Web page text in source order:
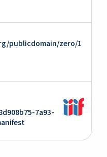
publicdomain/zero/1
7a93-